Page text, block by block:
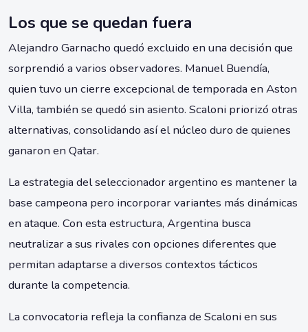
Los que se quedan fuera
Alejandro Garnacho quedó excluido en una decisión que
sorprendió a varios observadores. Manuel Buendía,
quien tuvo un cierre excepcional de temporada en Aston
Villa, también se quedó sin asiento. Scaloni priorizó otras
alternativas, consolidando así el núcleo duro de quienes
ganaron en Qatar.
La estrategia del seleccionador argentino es mantener la
base campeona pero incorporar variantes más dinámicas
en ataque. Con esta estructura, Argentina busca
neutralizar a sus rivales con opciones diferentes que
permitan adaptarse a diversos contextos tácticos
durante la competencia.
La convocatoria refleja la confianza de Scaloni en sus